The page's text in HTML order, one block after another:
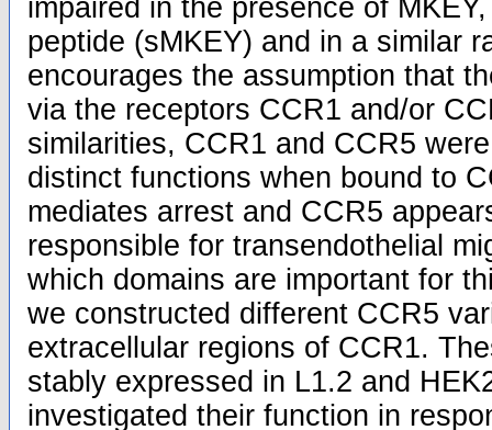
impaired in the presence of
peptide (sMKEY) and in a similar
encourages the assumption that
via the receptors CCR1 and/or
similarities, CCR1 and CCR5
distinct functions when bound to
mediates arrest and CCR5
responsible for transendothelial
which domains are important for
we constructed different CCR5
extracellular regions of CCR1.
stably expressed in L1.2 and
investigated their function in